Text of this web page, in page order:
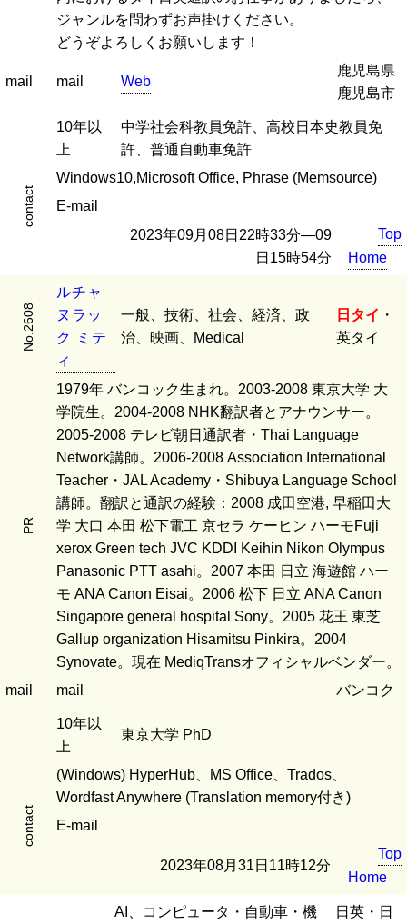
ジャンルを問わずお声掛けください。
どうぞよろしくお願いします！
mail mail Web
鹿児島県
鹿児島市
10年以
上
中学社会科教員免許、高校日本史教員免
許、普通自動車免許
Windows10,Microsoft Office, Phrase (Memsource)
contact
E-mail
2023年09月08日22時33分―09
日15時54分
Top
Home
No.2608
ルチ ャ
ヌ ラ ッ
ク
ミ テ
ィ
一般、技術、社会、経済、政
治、映画、Medical
日タイ ・
英タイ
PR
1979年 バンコック生まれ。2003-2008 東京大学 大
学院生。2004-2008 NHK翻訳者とアナウンサー。
2005-2008 テレビ朝日通訳者・Thai Language
Network講師。2006-2008 Association International
Teacher・JAL Academy・Shibuya Language School
講師。翻訳と通訳の経験：2008 成田空港, 早稲田大
学 大口 本田 松下電工 京セラ ケーヒン ハーモFuji
xerox Green tech JVC KDDI Keihin Nikon Olympus
Panasonic PTT asahi。2007 本田 日立 海遊館 ハー
モ ANA Canon Eisai。2006 松下 日立 ANA Canon
Singapore general hospital Sony。2005 花王 東芝
Gallup organization Hisamitsu Pinkira。2004
Synovate。現在 MediqTransオフィシャルベンダー。
mail
mail バンコク
10年以
上
東京大学 PhD
(Windows) HyperHub、MS Office、Trados、
Wordfast Anywhere (Translation memory付き)
contact E-mail
2023年08月31日11時12分
Top
Home
AI、コンピュータ・自動車・機
日英・日